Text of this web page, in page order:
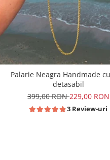
Palarie Neagra Handmade
detasabil
399,00 RON229,00 RON
3 Review-uri